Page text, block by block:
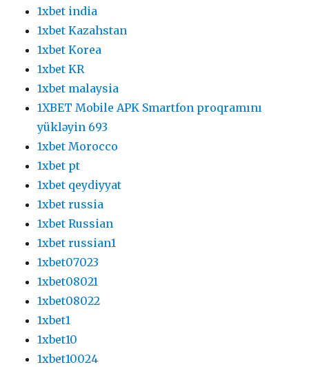
1xbet india
1xbet Kazahstan
1xbet Korea
1xbet KR
1xbet malaysia
1XBET Mobile APK Smartfon proqramını
yükləyin 693
1xbet Morocco
1xbet pt
1xbet qeydiyyat
1xbet russia
1xbet Russian
1xbet russian1
1xbet07023
1xbet08021
1xbet08022
1xbet1
1xbet10
1xbet10024